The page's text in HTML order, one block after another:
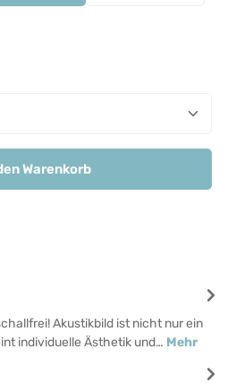
den gewünschten Wert ein
Warenkorb
Akustikbild ist nicht nur ein
individuelle Ästhetik und… Mehr